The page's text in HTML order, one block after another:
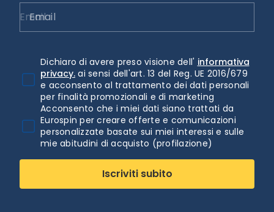
Email
Dichiaro di avere preso visione dell' informativa
privacy. ai sensi dell'art. 13 del Reg. UE 2016/679
e acconsento al trattamento dei dati personali
per finalità promozionali e di marketing
Acconsento che i miei dati siano trattati da
Eurospin per creare offerte e comunicazioni
personalizzate basate sui miei interessi e sulle
mie abitudini di acquisto (profilazione)
Iscriviti subito